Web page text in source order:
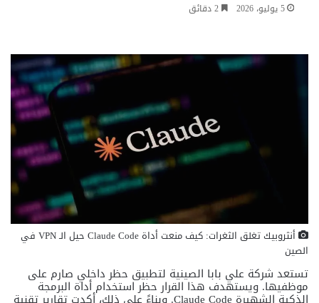
5 يوليو، 2026
أنثروبيك تغلق الثغرات: كيف منعت أداة Claude Code حيل الـ VPN في
الصين
تستعد شركة علي بابا الصينية لتطبيق حظر داخلي صارم على
موظفيها. ويستهدف هذا القرار حظر استخدام أداة البرمجة